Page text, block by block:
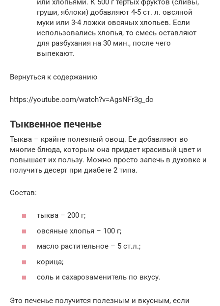
или хлопьями. К 500 г тёртых фруктов (сливы,
груши, яблоки) добавляют 4-5 ст. л. овсяной
муки или 3-4 ложки овсяных хлопьев. Если
использовались хлопья, то смесь оставляют
для разбухания на 30 мин., после чего
выпекают.
Вернуться к содержанию
https://youtube.com/watch?v=AgsNFr3g_dc
Тыквенное печенье
Тыква – крайне полезный овощ. Ее добавляют во
многие блюда, которым она придает красивый цвет и
повышает их пользу. Можно просто запечь в духовке и
получить десерт при диабете 2 типа.
Состав:
тыква – 200 г;
овсяные хлопья – 100 г;
масло растительное – 5 ст.л.;
корица;
соль и сахарозаменитель по вкусу.
Это печенье получится полезным и вкусным, если